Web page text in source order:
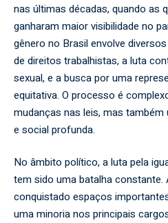
nas últimas décadas, quando as
ganharam maior visibilidade no
gênero no Brasil envolve
de direitos trabalhistas, a luta
sexual, e a busca por uma
equitativa. O processo é
mudanças nas leis, mas
e social profunda.
No âmbito político, a luta pela
tem sido uma batalha constante.
conquistado espaços
uma minoria nos principais